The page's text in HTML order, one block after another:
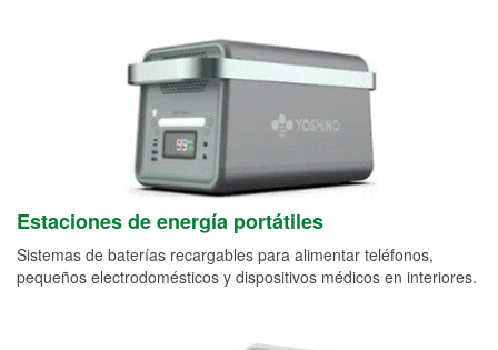
Estaciones de energía portátiles
Sistemas de baterías recargables para alimentar teléfonos,
pequeños electrodomésticos y dispositivos médicos en interiores.